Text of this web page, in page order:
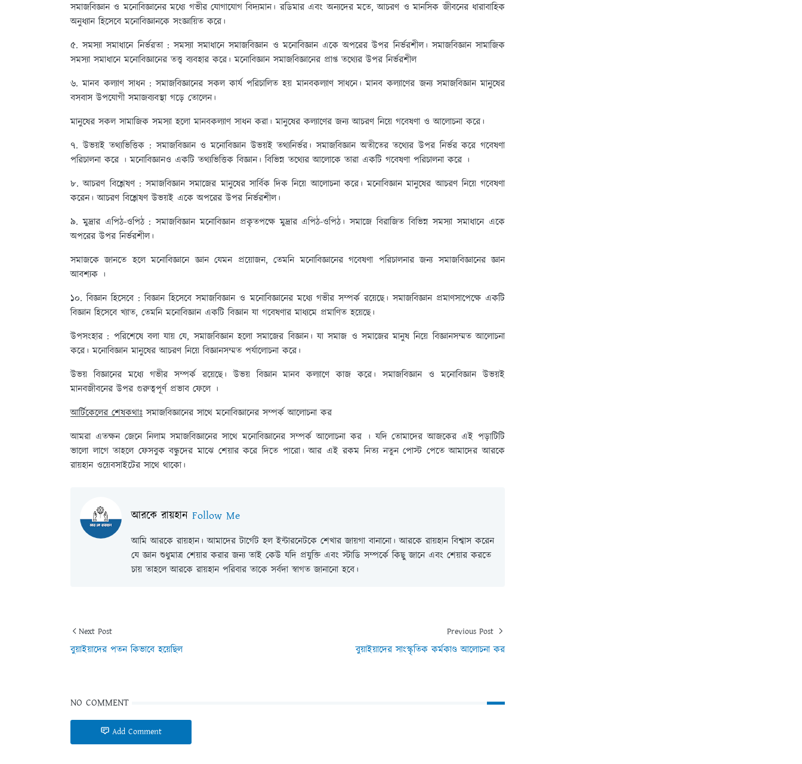
সমাজবিজ্ঞান ও মনোবিজ্ঞানের মধ্যে গভীর যোগাযোগ বিদ্যমান। রডিমার এবং অন্যদের মতে, আচরণ ও মানসিক জীবনের ধারাবাহিক
অনুধ্যান হিসেবে মনোবিজ্ঞানকে সংজ্ঞায়িত করে।
৫. সমস্যা সমাধানে নির্ভরতা :সমস্যা সমাধানে সমাজবিজ্ঞান ও মনোবিজ্ঞান একে অপরের উপর নির্ভরশীল। সমাজবিজ্ঞান সামাজিক
সমস্যা সমাধানে মনোবিজ্ঞানের তত্ত্ব ব্যবহার করে। মনোবিজ্ঞান সমাজবিজ্ঞানের প্রাপ্ত তথ্যের উপর নির্ভরশীল
৬. মানব কল্যাণ সাধন :সমাজবিজ্ঞানের সকল কার্য পরিচালিত হয় মানবকল্যাণ সাধনে। মানব কল্যাণের জন্য সমাজবিজ্ঞান মানুষের
বসবাস উপযোগী সমাজব্যবস্থা গড়ে তোলেন।
মানুষের সকল সামাজিক সমস্যা হলো মানবকল্যাণ সাধন করা। মানুষের কল্যাণের জন্য আচরণ নিয়ে গবেষণা ও আলোচনা করে।
৭. উভয়ই তথ্যভিত্তিক :সমাজবিজ্ঞান ও মনোবিজ্ঞান উভয়ই তথ্যনির্ভর। সমাজবিজ্ঞান অতীতের তথ্যের উপর নির্ভর করে গবেষণা
পরিচালনা করে । মনোবিজ্ঞানও একটি তথ্যভিত্তিক বিজ্ঞান। বিভিন্ন তথ্যের আলোকে তারা একটি গবেষণা পরিচালনা করে ।
৮. আচরণ বিশ্লেষণ :সমাজবিজ্ঞান সমাজের মানুষের সার্বিক দিক নিয়ে আলোচনা করে। মনোবিজ্ঞান মানুষের আচরণ নিয়ে গবেষণা
করেন। আচরণ বিশ্লেষণ উভয়ই একে অপরের উপর নির্ভরশীল।
৯. মুদ্রার এপিঠ-ওপিঠ :সমাজবিজ্ঞান মনোবিজ্ঞান প্রকৃতপক্ষে মুদ্রার এপিঠ-ওপিঠ। সমাজে বিরাজিত বিভিন্ন সমস্যা সমাধানে একে
অপরের উপর নির্ভরশীল।
সমাজকে জানতে হলে মনোবিজ্ঞানে জ্ঞান যেমন প্রয়োজন, তেমনি মনোবিজ্ঞানের গবেষণা পরিচালনার জন্য সমাজবিজ্ঞানের জ্ঞান
আবশ্যক ।
১০. বিজ্ঞান হিসেবে :বিজ্ঞান হিসেবে সমাজবিজ্ঞান ও মনোবিজ্ঞানের মধ্যে গভীর সম্পর্ক রয়েছে। সমাজবিজ্ঞান প্রমাণসাপেক্ষে একটি
বিজ্ঞান হিসেবে খ্যাত, তেমনি মনোবিজ্ঞান একটি বিজ্ঞান যা গবেষণার মাধ্যমে প্রমাণিত হয়েছে।
উপসংহার : পরিশেষে বলা যায় যে, সমাজবিজ্ঞান হলো সমাজের বিজ্ঞান। যা সমাজ ও সমাজের মানুষ নিয়ে বিজ্ঞানসম্মত আলোচনা
করে। মনোবিজ্ঞান মানুষের আচরণ নিয়ে বিজ্ঞানসম্মত পর্যালোচনা করে।
উভয় বিজ্ঞানের মধ্যে গভীর সম্পর্ক রয়েছে। উভয় বিজ্ঞান মানব কল্যাণে কাজ করে। সমাজবিজ্ঞান ও মনোবিজ্ঞান উভয়ই
মানবজীবনের উপর গুরুত্বপূর্ণ প্রভাব ফেলে ।
আর্টিকেলের শেষকথাঃ সমাজবিজ্ঞানের সাথে মনোবিজ্ঞানের সম্পর্ক আলোচনা কর
আমরা এতক্ষন জেনে নিলাম সমাজবিজ্ঞানের সাথে মনোবিজ্ঞানের সম্পর্ক আলোচনা কর । যদি তোমাদের আজকের এই পড়াটিটি
ভালো লাগে তাহলে ফেসবুক বন্ধুদের মাঝে শেয়ার করে দিতে পারো। আর এই রকম নিত্য নতুন পোস্ট পেতে আমাদের আরকে
রায়হান ওয়েবসাইটের সাথে থাকো।
আরকে রায়হান Follow Me
আমি আরকে রায়হান। আমাদের টার্গেট হল ইন্টারনেটকে শেখার জায়গা বানানো। আরকে রায়হান বিশ্বাস করেন
যে জ্ঞান শুধুমাত্র শেয়ার করার জন্য তাই কেউ যদি প্রযুক্তি এবং স্টাডি সম্পর্কে কিছু জানে এবং শেয়ার করতে
চায় তাহলে আরকে রায়হান পরিবার তাকে সর্বদা স্বাগত জানানো হবে।
Next Post
বুয়াইয়াদের পতন কিভাবে হয়েছিল
Previous Post
বুয়াইয়াদের সাংস্কৃতিক কর্মকাণ্ড আলোচনা কর
NO COMMENT
Add Comment